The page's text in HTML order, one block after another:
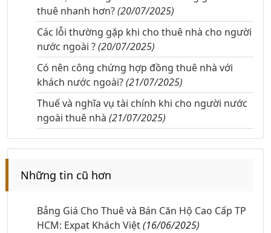
thuê nhanh hơn?(20/07/2025)
Các lỗi thường gặp khi cho thuê nhà cho người
nước ngoài ?(20/07/2025)
Có nên công chứng hợp đồng thuê nhà với
khách nước ngoài?(21/07/2025)
Thuế và nghĩa vụ tài chính khi cho người nước
ngoài thuê nhà (21/07/2025)
Những tin cũ hơn
Bảng Giá Cho Thuê và Bán Căn Hộ Cao Cấp TP
HCM: Expat Khách Việt(16/06/2025)